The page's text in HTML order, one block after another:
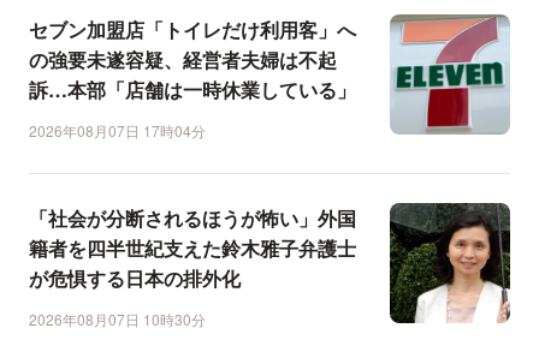
セブン加盟店「トイレだけ利用客」へ
の強要未遂容疑、経営者夫婦は不起
訴…本部「店舗は一時休業している」
2026年08月07日 17時04分
「社会が分断されるほうが怖い」外国
籍者を四半世紀支えた鈴木雅子弁護士
が危惧する日本の排外化
2026年08月07日 10時30分